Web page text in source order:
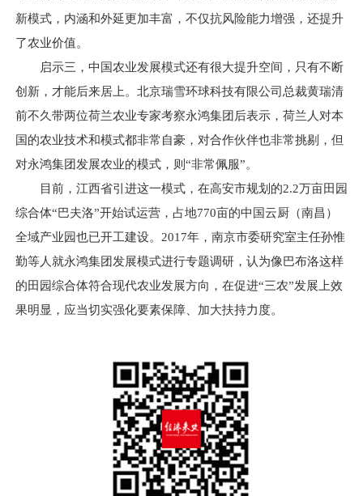
新模式，内涵和外延更加丰富，不仅抗风险能力增强，还提升
了农业价值。
启示三，中国农业发展模式还有很大提升空间，只有不断
创新，才能后来居上。北京瑞雪环球科技有限公司总裁黄瑞清
前不久带两位荷兰农业专家考察永鸿集团后表示，荷兰人对本
国的农业技术和模式都非常自豪，对合作伙伴也非常挑剔，但
对永鸿集团发展农业的模式，则“非常佩服”。
目前，江西省引进这一模式，在高安市规划的2.2万亩田园
综合体“巴夫洛”开始试运营，占地770亩的中国云厨（南昌）
全域产业园也已开工建设。2017年，南京市委研究室主任孙惟
勤等人就永鸿集团发展模式进行专题调研，认为像巴布洛这样
的田园综合体符合现代农业发展方向，在促进“三农”发展上效
果明显，应当切实强化要素保障、加大扶持力度。